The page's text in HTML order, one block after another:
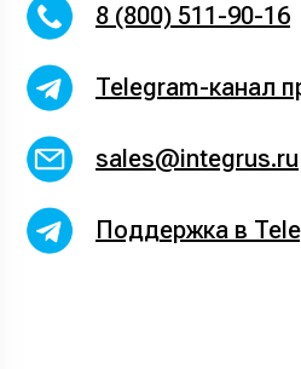
8 (800) 511-90-16
Telegram-канал
sales@integrus.ru
Поддержка в